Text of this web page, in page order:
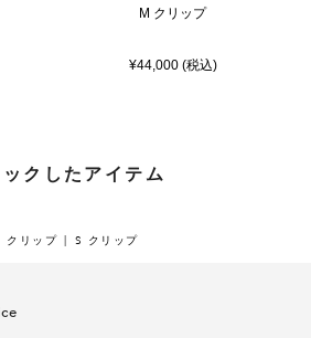
M クリップ
¥44,000 (税込)
クしたアイテム
クリップ S クリップ